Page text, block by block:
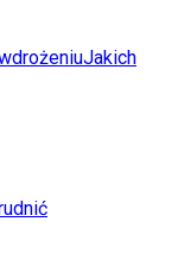
Jakich